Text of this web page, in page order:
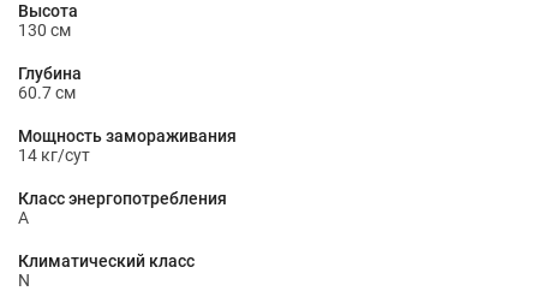
Высота
130 см
Глубина
60.7 см
Мощность замораживания
14 кг/сут
Класс энергопотребления
A
Климатический класс
N